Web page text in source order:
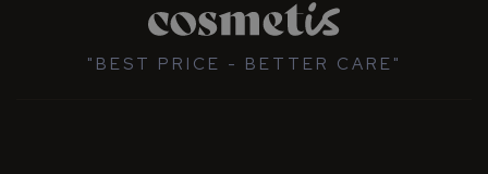
"BEST PRICE - BETTER CARE"